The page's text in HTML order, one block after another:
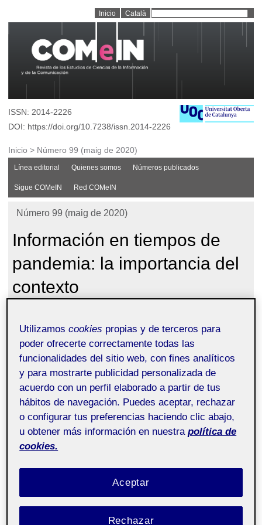
Inicio Català
ISSN: 2014-2226
DOI: https://doi.org/10.7238/issn.2014-2226
Inicio > Número 99 (maig de 2020)
Línea editorial Quienes somos Números publicados
Sigue COMeIN Red COMeIN
Número 99 (maig de 2020)
Información en tiempos de
pandemia: la importancia del
contexto
La Real Academia Española define contexto
como
«Entorno físico o de situación, político, histórico, cultural
o de cualquier otra índole en el que se considera un
hecho». El contexto en el que nos encontramos las
personas influye en como buscamos y recibimos la
información. Así lo demuestran estudios de expertos en
búsqueda y recuperación de la información.
Por ejemplo, en el modelo de búsqueda y recuperación
de la información del autor Thomas Daniel Wilson de
1997, se hacía referencia a un contexto ambiental,
Utilizamoscookies propias y de terceros para
poder ofrecerte correctamente todas las
funcionalidades del sitio web, con fines analíticos
y para mostrarte publicidad personalizada de
acuerdo con un perfil elaborado a partir de tus
hábitos de navegación. Puedes aceptar, rechazar
o configurar tus preferencias haciendo clic abajo,
u obtener más información en nuestra política de
cookies.
Rechazar
Aceptar